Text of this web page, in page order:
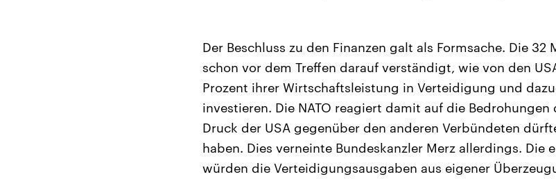
Der Beschluss zu den Finanzen galt als Formsache. Die
schon vor dem Treffen darauf verständigt, wie von den
Prozent ihrer Wirtschaftsleistung in Verteidigung und
investieren. Die NATO reagiert damit auf die
Druck der USA gegenüber den anderen Verbündeten
haben. Dies verneinte Bundeskanzler Merz allerdings. Die
würden die Verteidigungsausgaben aus eigener